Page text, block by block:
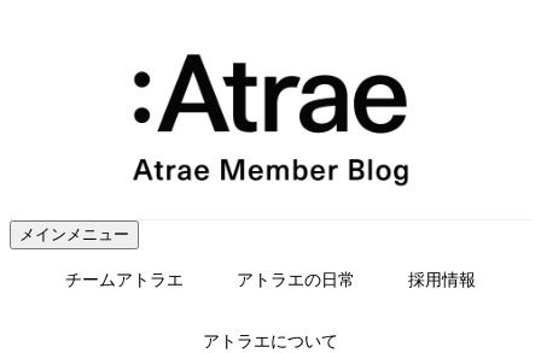
ッ
プ
メインメニュー
チームアトラエ アトラエの日常 採用情報
アトラエについて